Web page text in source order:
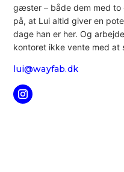
gæster – både dem med
på, at Lui altid giver en
dage han er her. Og
kontoret ikke vente med at
lui@wayfab.dk